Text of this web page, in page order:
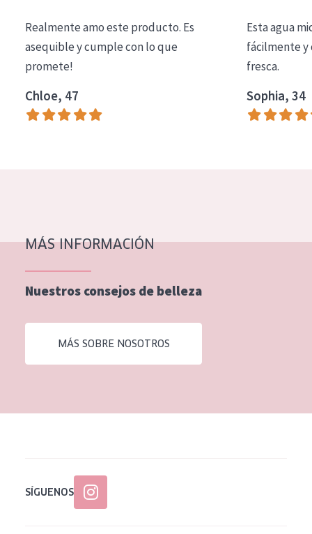
Essentials
Lift+
Expert
Piel madura
Piel menopáusica
EDAD
Realmente amo este producto. Es
asequible y cumple con lo que
promete!
Chloe, 47
Esta agua
fácilmente y
fresca.
Sophia, 34
MÁS INFORMACIÓN
Nuestros consejos de belleza
MÁS SOBRE NOSOTROS
SÍGUENOS